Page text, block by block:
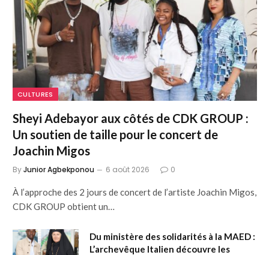
CULTURES
Sheyi Adebayor aux côtés de CDK GROUP :
Un soutien de taille pour le concert de
Joachin Migos
ByJunior Agbekponou 6 août 2026 0
À l’approche des 2 jours de concert de l’artiste Joachin Migos,
CDK GROUP obtient un…
Du ministère des solidarités à la MAED :
L’archevêque Italien découvre les